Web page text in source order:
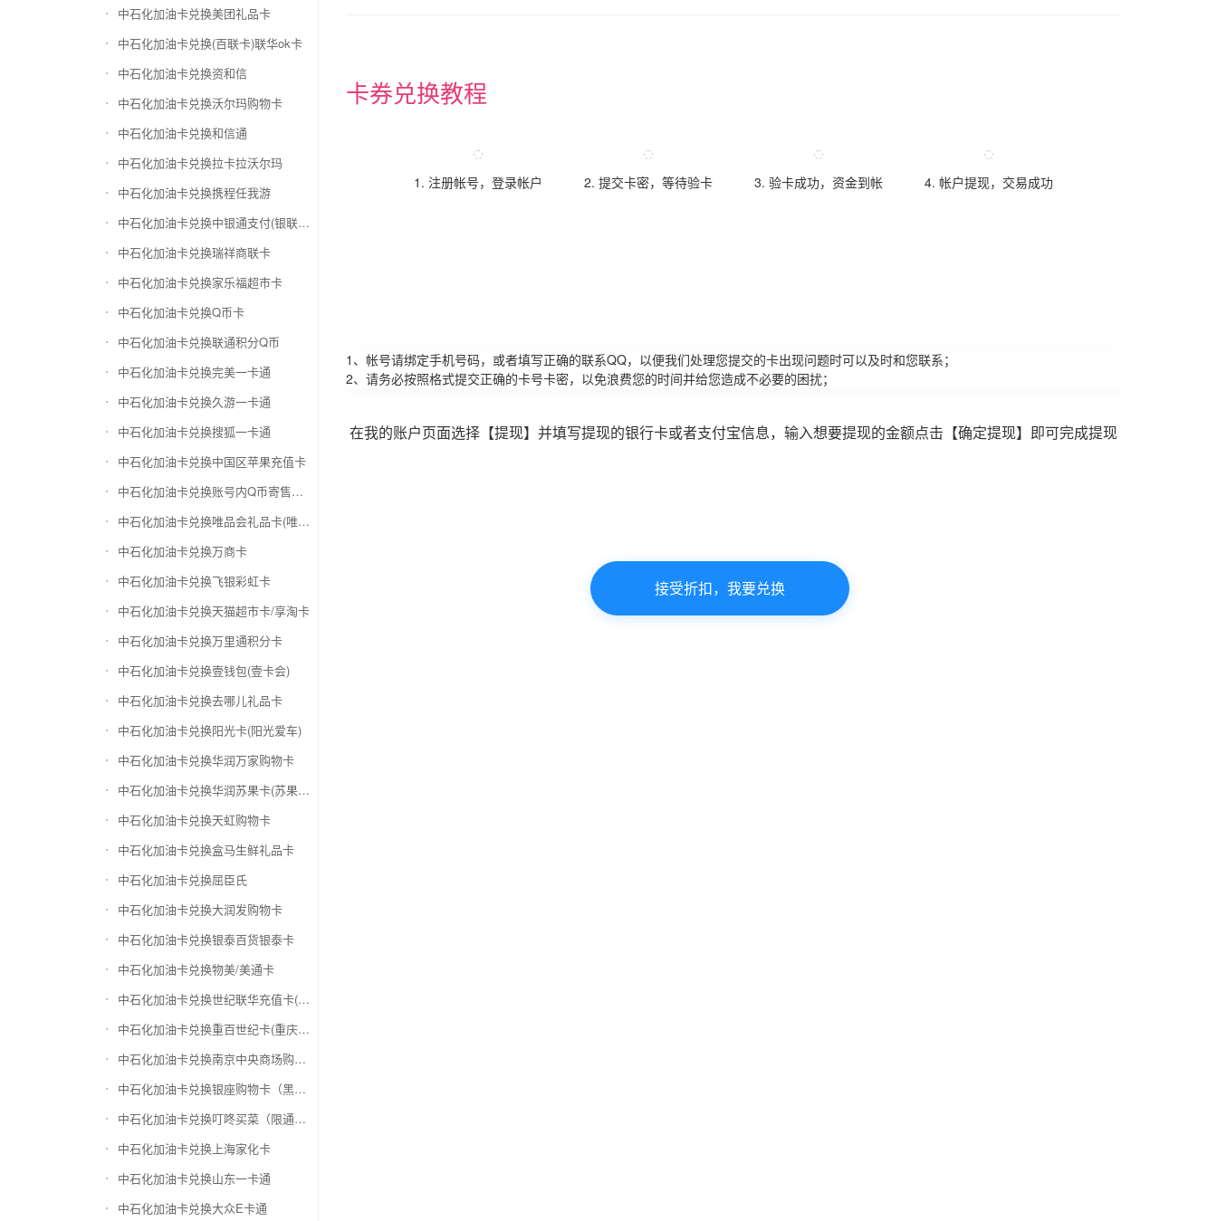
中石化加油卡兑换美团礼品卡
中石化加油卡兑换(百联卡)联华ok卡
中石化加油卡兑换资和信
中石化加油卡兑换沃尔玛购物卡
中石化加油卡兑换和信通
中石化加油卡兑换拉卡拉沃尔玛
中石化加油卡兑换携程任我游
中石化加油卡兑换中银通支付(银联购物卡)
中石化加油卡兑换瑞祥商联卡
中石化加油卡兑换家乐福超市卡
中石化加油卡兑换Q币卡
中石化加油卡兑换联通积分Q币
中石化加油卡兑换完美一卡通
中石化加油卡兑换久游一卡通
中石化加油卡兑换搜狐一卡通
中石化加油卡兑换中国区苹果充值卡
中石化加油卡兑换账号内Q币寄售（维护中）
中石化加油卡兑换唯品会礼品卡(唯品卡)
中石化加油卡兑换万商卡
中石化加油卡兑换飞银彩虹卡
中石化加油卡兑换天猫超市卡/享淘卡
中石化加油卡兑换万里通积分卡
中石化加油卡兑换壹钱包(壹卡会)
中石化加油卡兑换去哪儿礼品卡
中石化加油卡兑换阳光卡(阳光爱车)
中石化加油卡兑换华润万家购物卡
中石化加油卡兑换华润苏果卡(苏果超市卡)（维护 请暂停提交）
中石化加油卡兑换天虹购物卡
中石化加油卡兑换盒马生鲜礼品卡
中石化加油卡兑换屈臣氏
中石化加油卡兑换大润发购物卡
中石化加油卡兑换银泰百货银泰卡
中石化加油卡兑换物美/美通卡
中石化加油卡兑换世纪联华充值卡(杭州联华)
中石化加油卡兑换重百世纪卡(重庆百货)
中石化加油卡兑换南京中央商场购物卡
中石化加油卡兑换银座购物卡（黑卡）
中石化加油卡兑换叮咚买菜（限通用礼品卡）
中石化加油卡兑换上海家化卡
中石化加油卡兑换山东一卡通
中石化加油卡兑换大众E卡通
卡券兑换教程
1. 注册帐号，登录帐户 2. 提交卡密，等待验卡 3. 验卡成功，资金到帐 4. 帐户提现，交易成功
1、帐号请绑定手机号码，或者填写正确的联系QQ，以便我们处理您提交的卡出现问题时可以及时和您联系；
2、请务必按照格式提交正确的卡号卡密，以免浪费您的时间并给您造成不必要的困扰；
在我的账户页面选择【提现】并填写提现的银行卡或者支付宝信息，输入想要提现的金额点击【确定提现】即可完成提现
接受折扣，我要兑换